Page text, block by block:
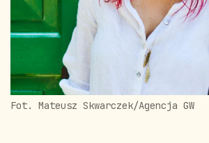
Fot. Mateusz Skwarczek/Agencja GW